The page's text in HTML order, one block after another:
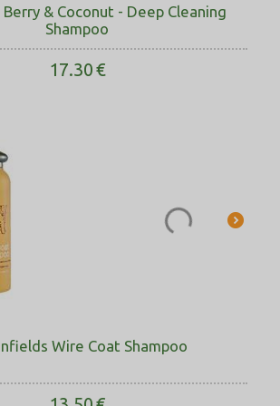
& Coconut - Deep Cleaning
Shampoo
17.30€
Wire Coat Shampoo